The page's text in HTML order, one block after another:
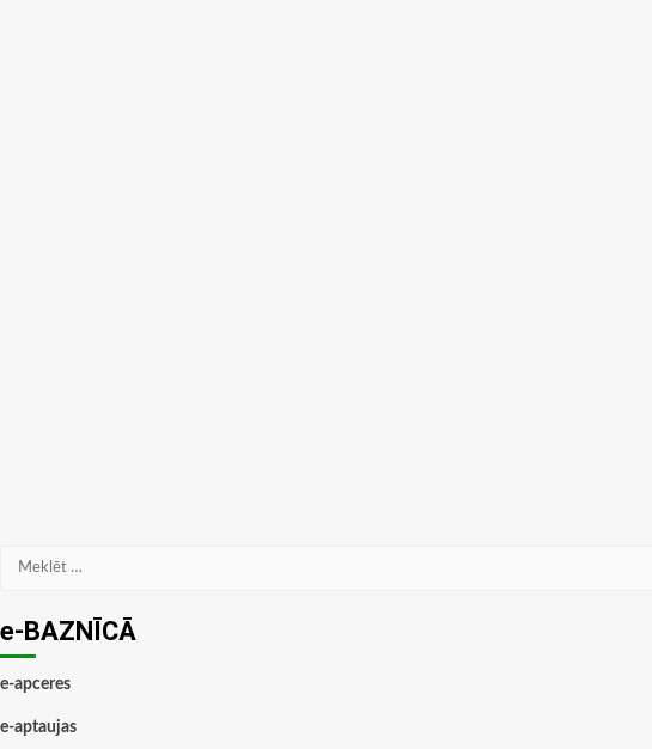
Meklēt:
e-BAZNĪCĀ
e-apceres
e-aptaujas